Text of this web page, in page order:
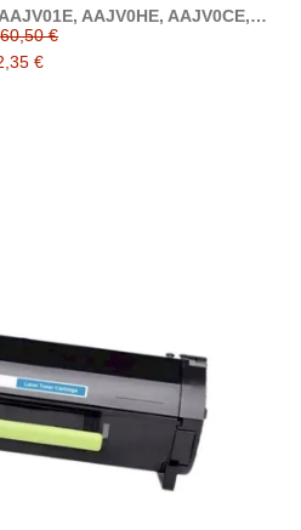
AAJV0HE, AAJV0CE,
compatible
60,50 €
€